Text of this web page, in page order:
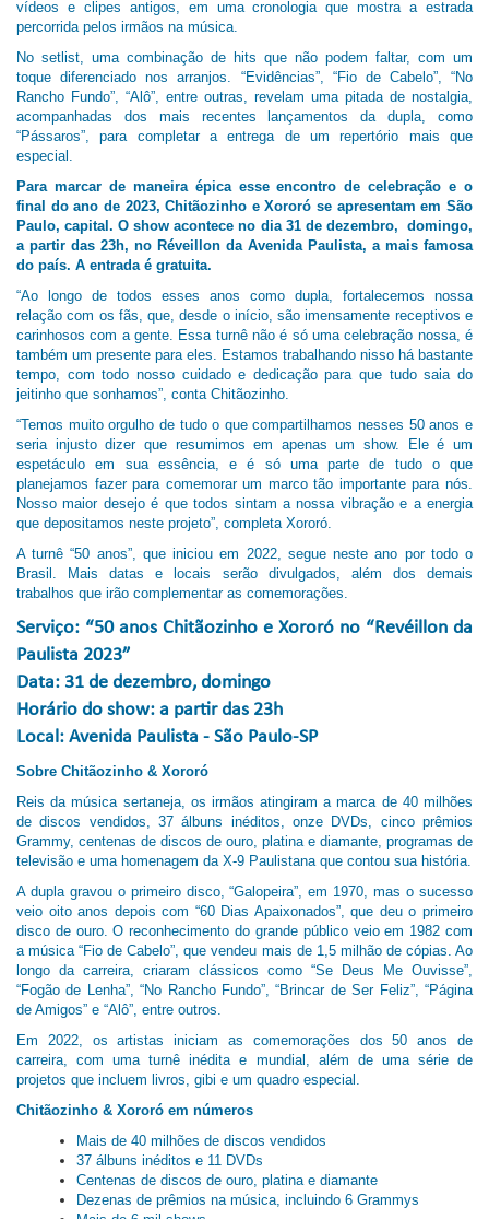
vídeos e clipes antigos, em uma cronologia que mostra a estrada
percorrida pelos irmãos na música.
No setlist, uma combinação de hits que não podem faltar, com um
toque diferenciado nos arranjos. “Evidências”, “Fio de Cabelo”, “No
Rancho Fundo”, “Alô”, entre outras, revelam uma pitada de nostalgia,
acompanhadas dos mais recentes lançamentos da dupla, como
“Pássaros”, para completar a entrega de um repertório mais que
especial.
Para marcar de maneira épica esse encontro de celebração e o
final do ano de 2023, Chitãozinho e Xororó se apresentam em São
Paulo, capital. O show acontece no dia 31 de dezembro, domingo,
a partir das 23h, no Réveillon da Avenida Paulista, a mais famosa
do país. A entrada é gratuita.
“Ao longo de todos esses anos como dupla, fortalecemos nossa
relação com os fãs, que, desde o início, são imensamente receptivos e
carinhosos com a gente. Essa turnê não é só uma celebração nossa, é
também um presente para eles. Estamos trabalhando nisso há bastante
tempo, com todo nosso cuidado e dedicação para que tudo saia do
jeitinho que sonhamos”, conta Chitãozinho.
“Temos muito orgulho de tudo o que compartilhamos nesses 50 anos e
seria injusto dizer que resumimos em apenas um show. Ele é um
espetáculo em sua essência, e é só uma parte de tudo o que
planejamos fazer para comemorar um marco tão importante para nós.
Nosso maior desejo é que todos sintam a nossa vibração e a energia
que depositamos neste projeto”, completa Xororó.
A turnê “50 anos”, que iniciou em 2022, segue neste ano por todo o
Brasil. Mais datas e locais serão divulgados, além dos demais
trabalhos que irão complementar as comemorações.
Serviço: “50 anos Chitãozinho e Xororó no “Revéillon da
Paulista 2023”
Data: 31 de dezembro, domingo
Horário do show: a partir das 23h
Local: Avenida Paulista - São Paulo-SP
Sobre Chitãozinho & Xororó
Reis da música sertaneja, os irmãos atingiram a marca de 40 milhões
de discos vendidos, 37 álbuns inéditos, onze DVDs, cinco prêmios
Grammy, centenas de discos de ouro, platina e diamante, programas de
televisão e uma homenagem da X-9 Paulistana que contou sua história.
A dupla gravou o primeiro disco, “Galopeira”, em 1970, mas o sucesso
veio oito anos depois com “60 Dias Apaixonados”, que deu o primeiro
disco de ouro. O reconhecimento do grande público veio em 1982 com
a música “Fio de Cabelo”, que vendeu mais de 1,5 milhão de cópias. Ao
longo da carreira, criaram clássicos como “Se Deus Me Ouvisse”,
“Fogão de Lenha”, “No Rancho Fundo”, “Brincar de Ser Feliz”, “Página
de Amigos” e “Alô”, entre outros.
Em 2022, os artistas iniciam as comemorações dos 50 anos de
carreira, com uma turnê inédita e mundial, além de uma série de
projetos que incluem livros, gibi e um quadro especial.
Chitãozinho & Xororó em números
Mais de 40 milhões de discos vendidos
37 álbuns inéditos e 11 DVDs
Centenas de discos de ouro, platina e diamante
Dezenas de prêmios na música, incluindo 6 Grammys